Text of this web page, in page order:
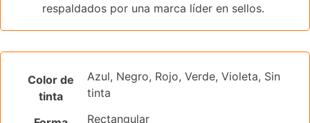
respaldados por una marca líder en sellos.
Color de
tinta
Azul, Negro, Rojo, Verde, Violeta, Sin
tinta
Rectangular